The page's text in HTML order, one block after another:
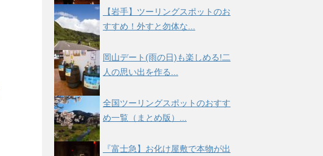
【岩手】ツーリングスポットのお
すすめ！外すと勿体な...
岡山デート(雨の日)も楽しめる!二
人の思い出を作る...
全国ツーリングスポットのおすす
め一覧（まとめ版）...
『富士急】お化け屋敷で本物が出